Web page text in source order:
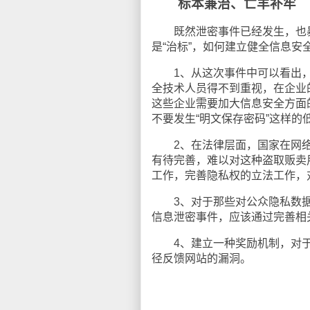
标本兼治、亡羊补牢
既然泄密事件已经发生，也
是“治标”，如何建立健全信息
1、从这次事件中可以看出，
全技术人员得不到重视，在企
这些企业需要加大信息安全方
不要发生“明文保存密码”这样的
2、在法律层面，国家在网络
有待完善，难以对这种盗取贩
工作，完善隐私权的立法工作
3、对于那些对公众隐私数据
信息泄密事件，应该通过完善
4、建立一种奖励机制，对于
径反馈网站的漏洞。